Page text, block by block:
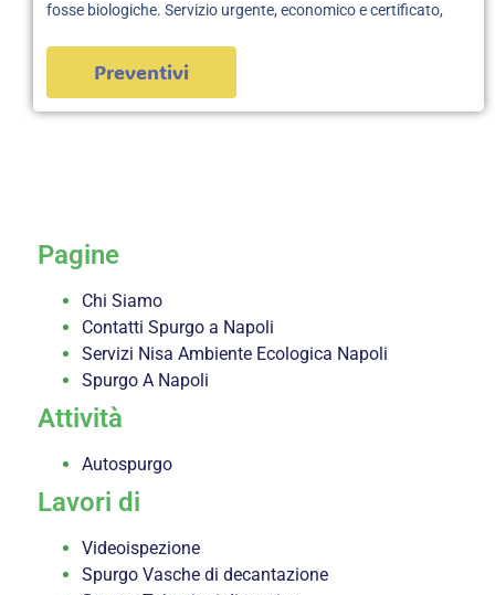
fosse biologiche. Servizio urgente, economico e certificato,
Preventivi
Pagine
Chi Siamo
Contatti Spurgo a Napoli
Servizi Nisa Ambiente Ecologica Napoli
Spurgo A Napoli
Attività
Autospurgo
Lavori di
Videoispezione
Spurgo Vasche di decantazione